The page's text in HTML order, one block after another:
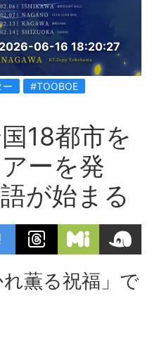
2026-06-16 18:20:27
ー #TOOBOE
18都市を
ーを発
が始まる
薫る祝福」で